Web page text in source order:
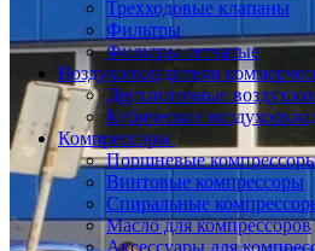
Трехходовые клапаны
Фильтры
Фильтры сетчатые
Воздухоохладители
Двухпоточные
Кубические
Компрессоры
Поршневые
Винтовые компрессоры
Спиральные
Масло для компрессоров
Аксессуары для